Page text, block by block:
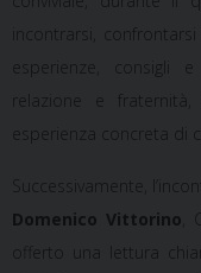
incontrarsi,
esperienze, consigli
relazione e
esperienza concreta di
Successivamente,
Domenico Vittorino
offerto una lettura